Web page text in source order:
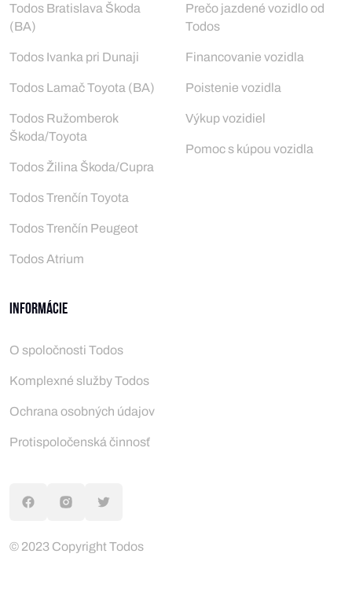
Todos Bratislava Škoda
(BA)
Todos Ivanka pri Dunaji
Todos Lamač Toyota (BA)
Todos Ružomberok
Škoda/Toyota
Todos Žilina Škoda/Cupra
Todos Trenčín Toyota
Todos Trenčín Peugeot
Todos Atrium
Prečo jazdené vozidlo od
Todos
Financovanie vozidla
Poistenie vozidla
Výkup vozidiel
Pomoc s kúpou vozidla
Informácie
O spoločnosti Todos
Komplexné služby Todos
Ochrana osobných údajov
Protispoločenská činnosť
© 2023 Copyright Todos